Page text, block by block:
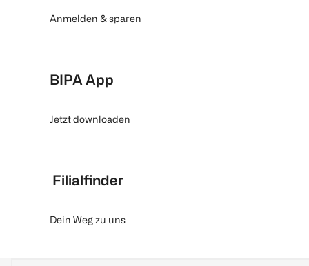
Anmelden & sparen
BIPA App
Jetzt downloaden
Filialfinder
Dein Weg zu uns